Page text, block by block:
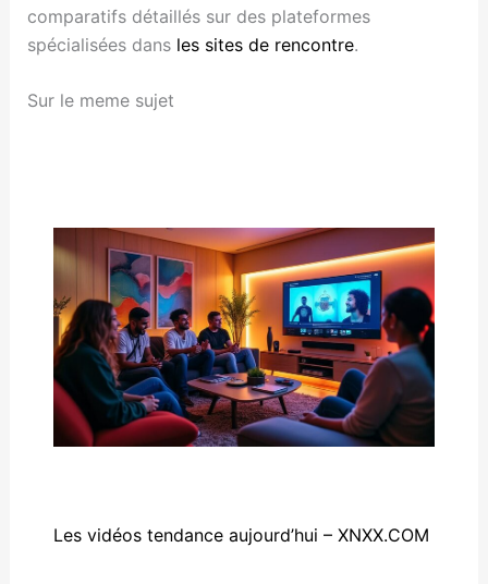
comparatifs détaillés sur des plateformes
spécialisées dans les sites de rencontre.
Sur le meme sujet
Les vidéos tendance aujourd’hui – XNXX.COM